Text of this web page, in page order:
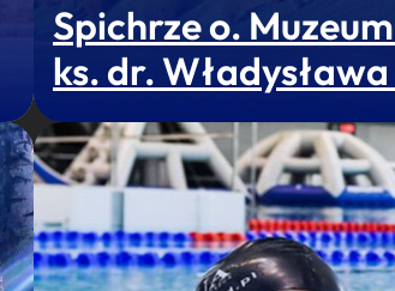
Spichrze o.
ks. dr.